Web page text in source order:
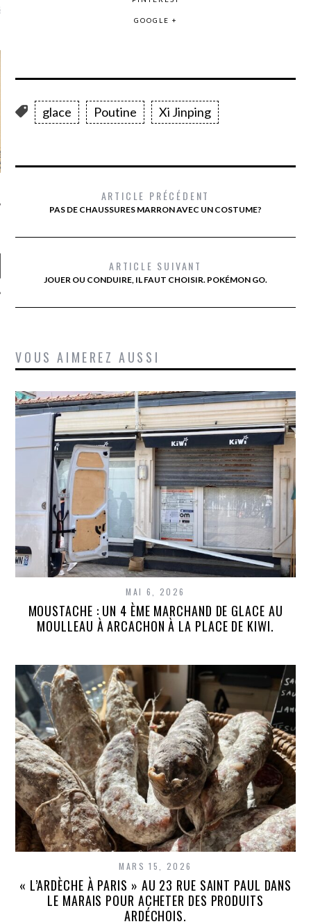
je ne parle presque que
GOOGLE +
glace Poutine Xi Jinping
ARTICLE PRÉCÉDENT
PAS DE CHAUSSURES MARRON AVEC UN COSTUME?
ARTICLE SUIVANT
JOUER OU CONDUIRE, IL FAUT CHOISIR. POKÉMON GO.
VOUS AIMEREZ AUSSI
MAI 6, 2026
MOUSTACHE : UN 4 ÈME MARCHAND DE GLACE AU
MOULLEAU À ARCACHON À LA PLACE DE KIWI.
MARS 15, 2026
« L’ARDÈCHE À PARIS » AU 23 RUE SAINT PAUL DANS
LE MARAIS POUR ACHETER DES PRODUITS
ARDÉCHOIS.